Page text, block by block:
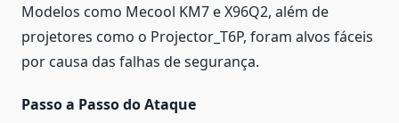
Modelos como Mecool KM7 e X96Q2, além de
projetores como o Projector_T6P, foram alvos fáceis
por causa das falhas de segurança.
Passo a Passo do Ataque